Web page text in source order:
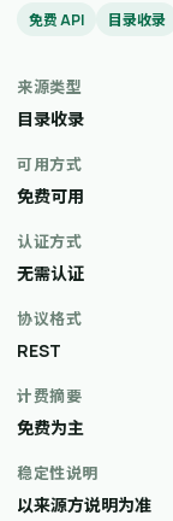
免费 API 目录收录
来源类型
目录收录
可用方式
免费可用
认证方式
无需认证
协议格式
REST
计费摘要
免费为主
稳定性说明
以来源方说明为准